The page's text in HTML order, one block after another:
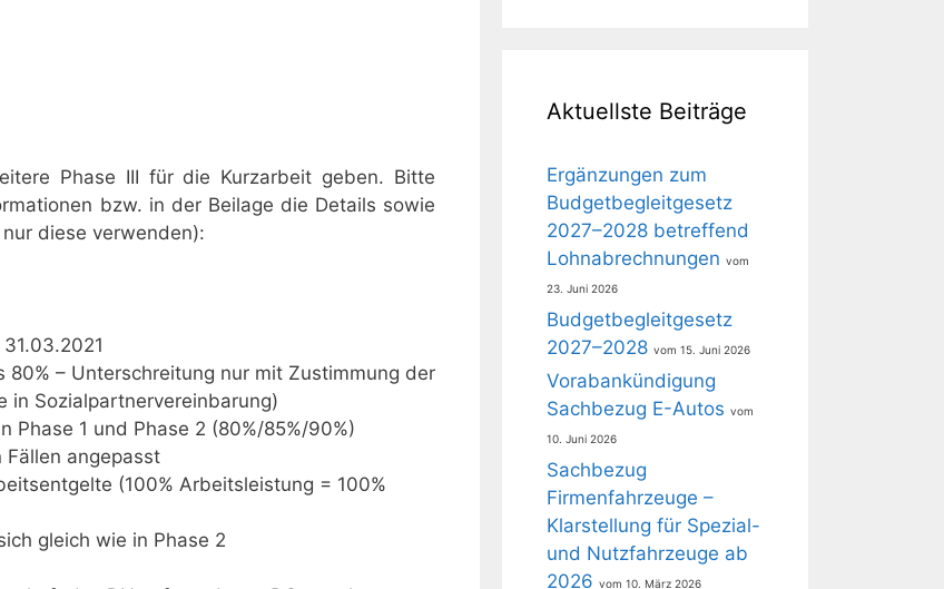
Phase III für die Kurzarbeit geben. Bitte
bzw. in der Beilage die Details sowie
diese verwenden):
– Unterschreitung nur mit Zustimmung der
in Sozialpartnervereinbarung)
Phase 1 und Phase 2 (80%/85%/90%)
angepasst
(100% Arbeitsleistung = 100%
gleich wie in Phase 2
Aktuellste Beiträge
Ergänzungen zum
Budgetbegleitgesetz
2027–2028 betreffend
Lohnabrechnungen
23. Juni 2026
Budgetbegleitgesetz
2027–2028
15. Juni 2026
Vorabankündigung
Sachbezug E-Autos
10. Juni 2026
Sachbezug
Firmenfahrzeuge –
Klarstellung für Spezial-
und Nutzfahrzeuge ab
2026
10. März 2026